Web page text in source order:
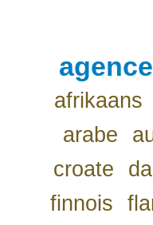
afrikaans
arabe
croate
finnois